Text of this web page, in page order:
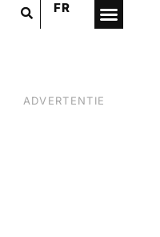
FR
ADVERTENTIE